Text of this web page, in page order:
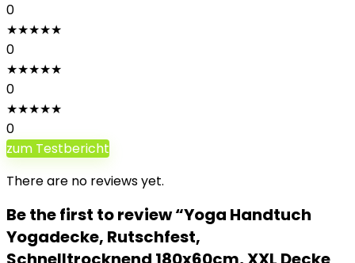
0
★★★★★
0
★★★★★
0
★★★★★
0
zum Testbericht
There are no reviews yet.
Be the first to review “Yoga Handtuch
Yogadecke, Rutschfest,